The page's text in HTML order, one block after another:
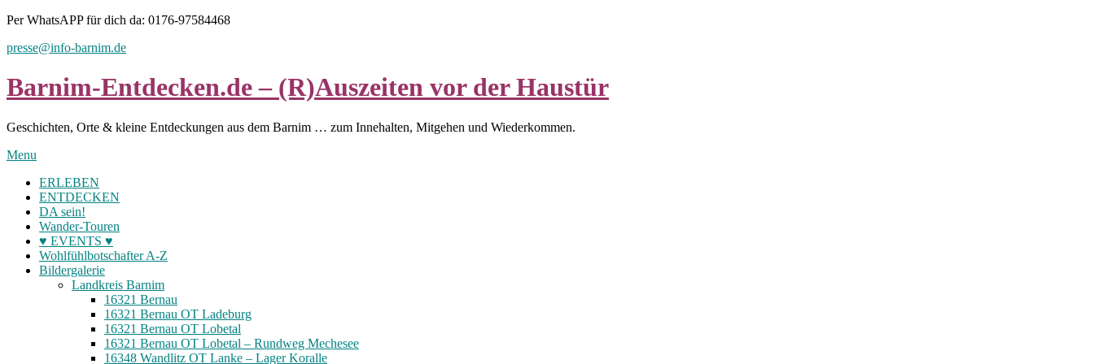
Skip
content
Per WhatsAPP für dich da: 0176-97584468
presse@info-barnim.de
Barnim-Entdecken.de – (R)Auszeiten vor der Haustür
Geschichten, Orte & kleine Entdeckungen aus dem Barnim … zum Innehalten, Mitgehen und Wiederkommen.
Menu
ERLEBEN
ENTDECKEN
DA sein!
Wander-Touren
♥ EVENTS ♥
Wohlfühlbotschafter A-Z
Bildergalerie
Landkreis Barnim
16321 Bernau
16321 Bernau OT Ladeburg
16321 Bernau OT Lobetal
16321 Bernau OT Lobetal – Rundweg Mechesee
16348 Wandlitz OT Lanke – Lager Koralle